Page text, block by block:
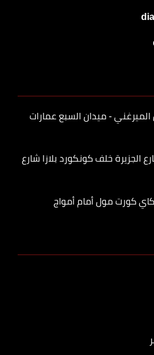
١٢٩ ش الميرغني - ميدان السبع عمارات
الخامس ١٠ شارع الجزيرة خلف كونكورد بلازا شارع
كورت مول أمام أمواج